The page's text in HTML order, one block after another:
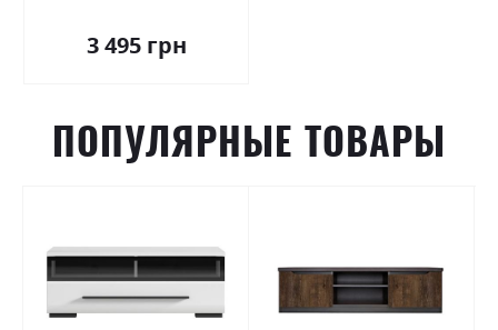
3 495 грн
ПОПУЛЯРНЫЕ ТОВАРЫ